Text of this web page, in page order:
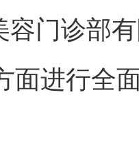
容门诊部
面进行全